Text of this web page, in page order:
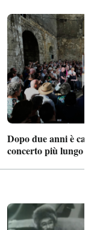
Dopo due anni è
concerto più lungo